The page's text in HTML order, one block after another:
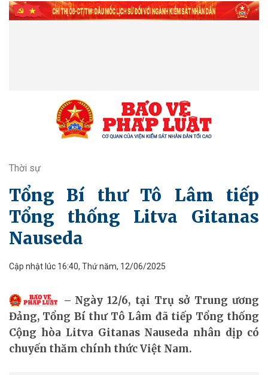
Thời sự
Tổng Bí thư Tô Lâm tiếp
Tổng thống Litva Gitanas
Nauseda
Cập nhật lúc 16:40, Thứ năm, 12/06/2025
Ngày 12/6, tại Trụ sở Trung ương
Đảng, Tổng Bí thư Tô Lâm đã tiếp Tổng thống
Cộng hòa Litva Gitanas Nauseda nhân dịp có
chuyến thăm chính thức Việt Nam.